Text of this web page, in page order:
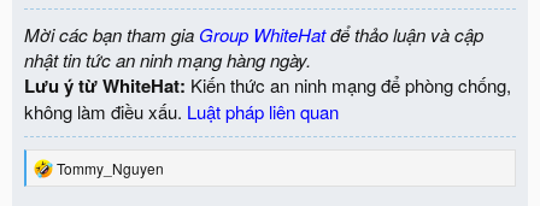
s
:
Mời các bạn tham gia Group WhiteHatđể thảo luận và cập
nhật tin tức an ninh mạng hàng ngày.
Lưu ý từ WhiteHat: Kiến thức an ninh mạng để phòng chống,
không làm điều xấu. Luật pháp liên quan
R
Tommy_Nguyen